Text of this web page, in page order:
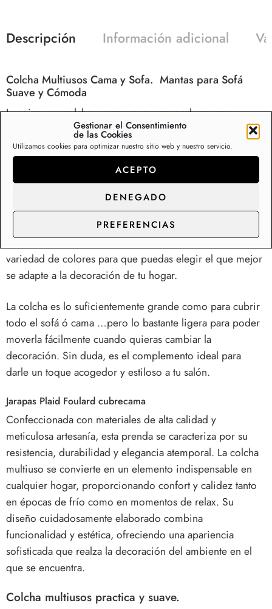
Gestionar el Consentimiento
de las Cookies
Utilizamos cookies para optimizar nuestro sitio web y nuestro servicio.
ACEPTO
DENEGADO
PREFERENCIAS
Descripción Información adicional
Colcha Multiusos Cama y Sofa. Mantas para Sofá
Suave y Cómoda
Imagina una colcha super suave y acogedora para
decorar tu sofá ó cama y hacerla aún más cómodo. Esta
colcha está hecha de un tejido suave al tacto, perfecto
para acurrucarte en las tardes frías viendo tu serie
favorita.
Su diseño es sencillo pero elegante, con una colección
de estampados que le da un toque moderno a cualquier
sala de estar o dormitorio. Además, viene en una
variedad de colores para que puedas elegir el que mejor
se adapte a la decoración de tu hogar.
La colcha es lo suficientemente grande como para cubrir
todo el sofá ó cama …pero lo bastante ligera para poder
moverla fácilmente cuando quieras cambiar la
decoración. Sin duda, es el complemento ideal para
darle un toque acogedor y estiloso a tu salón.
Jarapas Plaid Foulard cubrecama
Confeccionada con materiales de alta calidad y
meticulosa artesanía, esta prenda se caracteriza por su
resistencia, durabilidad y elegancia atemporal. La colcha
multiuso se convierte en un elemento indispensable en
cualquier hogar, proporcionando confort y calidez tanto
en épocas de frío como en momentos de relax. Su
diseño cuidadosamente elaborado combina
funcionalidad y estética, ofreciendo una apariencia
sofisticada que realza la decoración del ambiente en el
que se encuentra.
Colcha multiusos practica y suave.